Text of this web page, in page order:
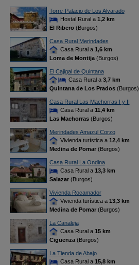
Torre-Palacio de Los Alvarado
Hostal Rural a 1,2 km
El Ribero(Burgos)
Casa Rural Merindades
Casa Rural a 1,6 km
Loma de Montija(Burgos)
El Cajigal de Quintana
Casa Rural a 3,7 km
Quintana de Los Prados(Burgos)
Casa Rural Las Machorras I y II
Casa Rural a 11,4 km
Las Machorras(Burgos)
Merindades Amazul Corzo
Vivienda turística a 12,4 km
Medina de Pomar(Burgos)
Casa Rural La Ondina
Casa Rural a 13,3 km
Salazar(Burgos)
Vivienda Rocamador
Vivienda turística a 13,3 km
Medina de Pomar(Burgos)
La Canaleja
Casa Rural a 15 km
Cigüenza(Burgos)
La Tienda de Abajo
Casa Rural a 15,8 km